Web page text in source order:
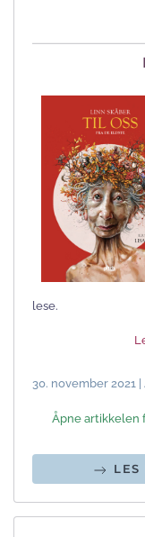
lese.
30. november 2021
Åpne artikkelen
LES